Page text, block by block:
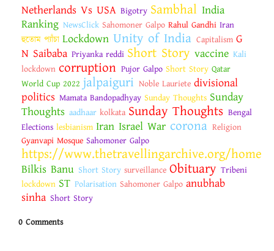
Netherlands Vs USA Bigotry Sambhal India
Ranking NewsClick Sahomoner Galpo Rahul Gandhi Iran
হুতোম প্যাঁচা Lockdown Unity of India Capitalism G
N Saibaba Priyanka reddi Short Story vaccine Kali
lockdown corruption Pujor Galpo Short Story Qatar
World Cup 2022 jalpaiguri Noble Lauriete divisional
politics Mamata Bandopadhyay Sunday Thoughts Sunday
Thoughts aadhaar kolkata Sunday Thoughts Bengal
Elections lesbianism Iran Israel War corona Religion
Gyanvapi Mosque Sahomoner Galpo
https://www.thetravellingarchive.org/home
Bilkis Banu Short Story surveillance Obituary Tribeni
lockdown ST Polarisation Sahomoner Galpo anubhab
sinha Short Story
0 Comments